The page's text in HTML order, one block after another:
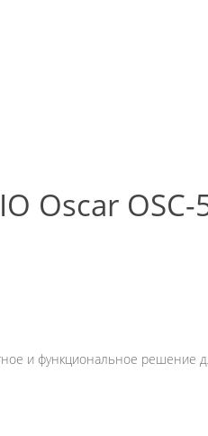
Oscar OSC-
и функциональное решение